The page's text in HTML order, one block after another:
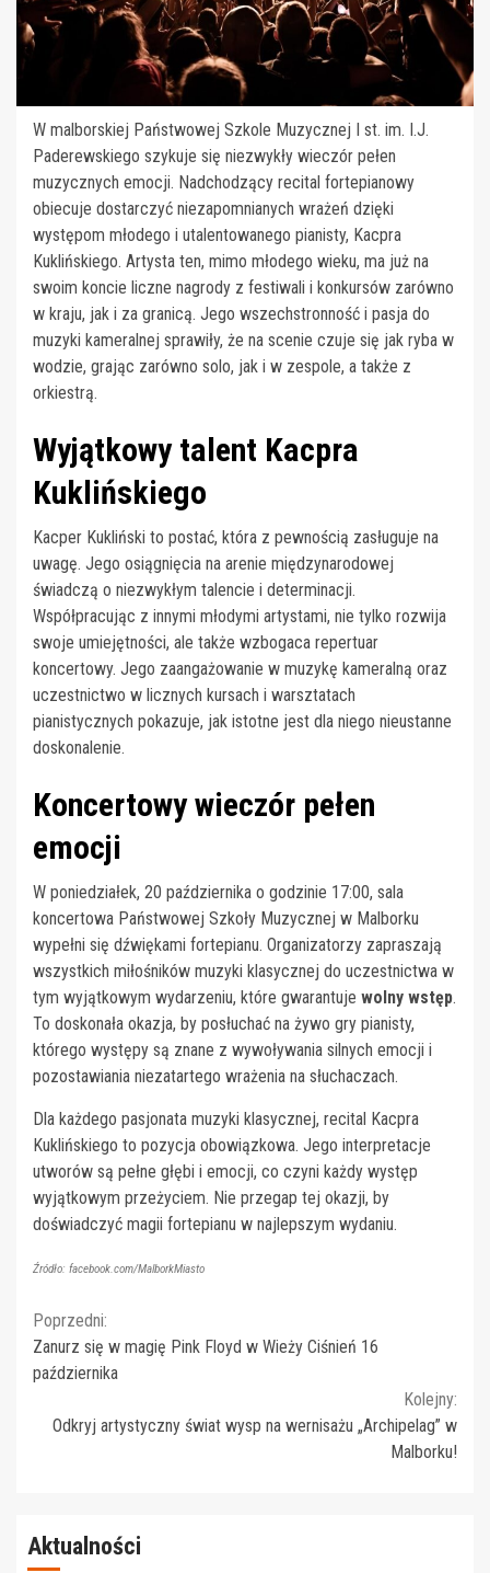
W malborskiej Państwowej Szkole Muzycznej I st. im. I.J.
Paderewskiego szykuje się niezwykły wieczór pełen
muzycznych emocji. Nadchodzący recital fortepianowy
obiecuje dostarczyć niezapomnianych wrażeń dzięki
występom młodego i utalentowanego pianisty, Kacpra
Kuklińskiego. Artysta ten, mimo młodego wieku, ma już na
swoim koncie liczne nagrody z festiwali i konkursów zarówno
w kraju, jak i za granicą. Jego wszechstronność i pasja do
muzyki kameralnej sprawiły, że na scenie czuje się jak ryba w
wodzie, grając zarówno solo, jak i w zespole, a także z
orkiestrą.
Wyjątkowy talent Kacpra
Kuklińskiego
Kacper Kukliński to postać, która z pewnością zasługuje na
uwagę. Jego osiągnięcia na arenie międzynarodowej
świadczą o niezwykłym talencie i determinacji.
Współpracując z innymi młodymi artystami, nie tylko rozwija
swoje umiejętności, ale także wzbogaca repertuar
koncertowy. Jego zaangażowanie w muzykę kameralną oraz
uczestnictwo w licznych kursach i warsztatach
pianistycznych pokazuje, jak istotne jest dla niego nieustanne
doskonalenie.
Koncertowy wieczór pełen
emocji
W poniedziałek, 20 października o godzinie 17:00, sala
koncertowa Państwowej Szkoły Muzycznej w Malborku
wypełni się dźwiękami fortepianu. Organizatorzy zapraszają
wszystkich miłośników muzyki klasycznej do uczestnictwa w
tym wyjątkowym wydarzeniu, które gwarantuje wolny wstęp.
To doskonała okazja, by posłuchać na żywo gry pianisty,
którego występy są znane z wywoływania silnych emocji i
pozostawiania niezatartego wrażenia na słuchaczach.
Dla każdego pasjonata muzyki klasycznej, recital Kacpra
Kuklińskiego to pozycja obowiązkowa. Jego interpretacje
utworów są pełne głębi i emocji, co czyni każdy występ
wyjątkowym przeżyciem. Nie przegap tej okazji, by
doświadczyć magii fortepianu w najlepszym wydaniu.
Źródło: facebook.com/MalborkMiasto
Continue
Reading
Poprzedni:
Zanurz się w magię Pink Floyd w Wieży Ciśnień 16
października
Kolejny:
Odkryj artystyczny świat wysp na wernisażu „Archipelag” w
Malborku!
Aktualności